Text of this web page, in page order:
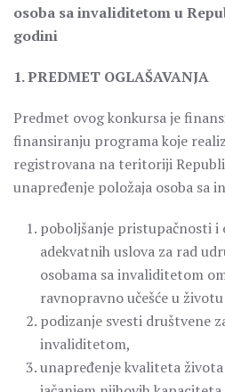
osoba sa invaliditetom u
godini
1. PREDMET OGLAŠAVANJA
Predmet ovog konkursa je
finansiranju programa koje
registrovana na teritoriji
unapređenje položaja osoba sa
poboljšanje pristupačnosti i
adekvatnih uslova za rad
osobama sa invaliditetom
ravnopravno učešće u
podizanje svesti društvene
invaliditetom,
unapređenje kvaliteta